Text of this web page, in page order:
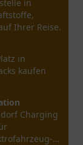
in
Ihrer Reise.
in
kaufen
Charging